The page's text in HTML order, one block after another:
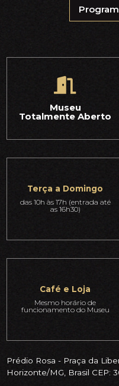
Museu
Totalmente Aberto
Terça a Domingo
das 10h às 17h (entrada até
as 16h30)
Café e Loja
Mesmo horário de
funcionamento do Museu
Prédio Rosa - Praça da
Horizonte/MG, Brasil CEP: